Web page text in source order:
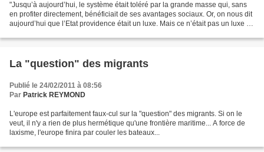
"Jusqu’à aujourd’hui, le système était toléré par la grande masse qui, sans
en profiter directement, bénéficiait de ses avantages sociaux. Or, on nous dit
aujourd’hui que l’Etat providence était un luxe. Mais ce n’était pas un luxe !
La "question" des migrants
Publié le 24/02/2011 à 08:56
Par Patrick REYMOND
L'europe est parfaitement faux-cul sur la "question" des migrants. Si on le
veut, il n'y a rien de plus hermétique qu'une frontière maritime... A force de
laxisme, l'europe finira par couler les bateaux...